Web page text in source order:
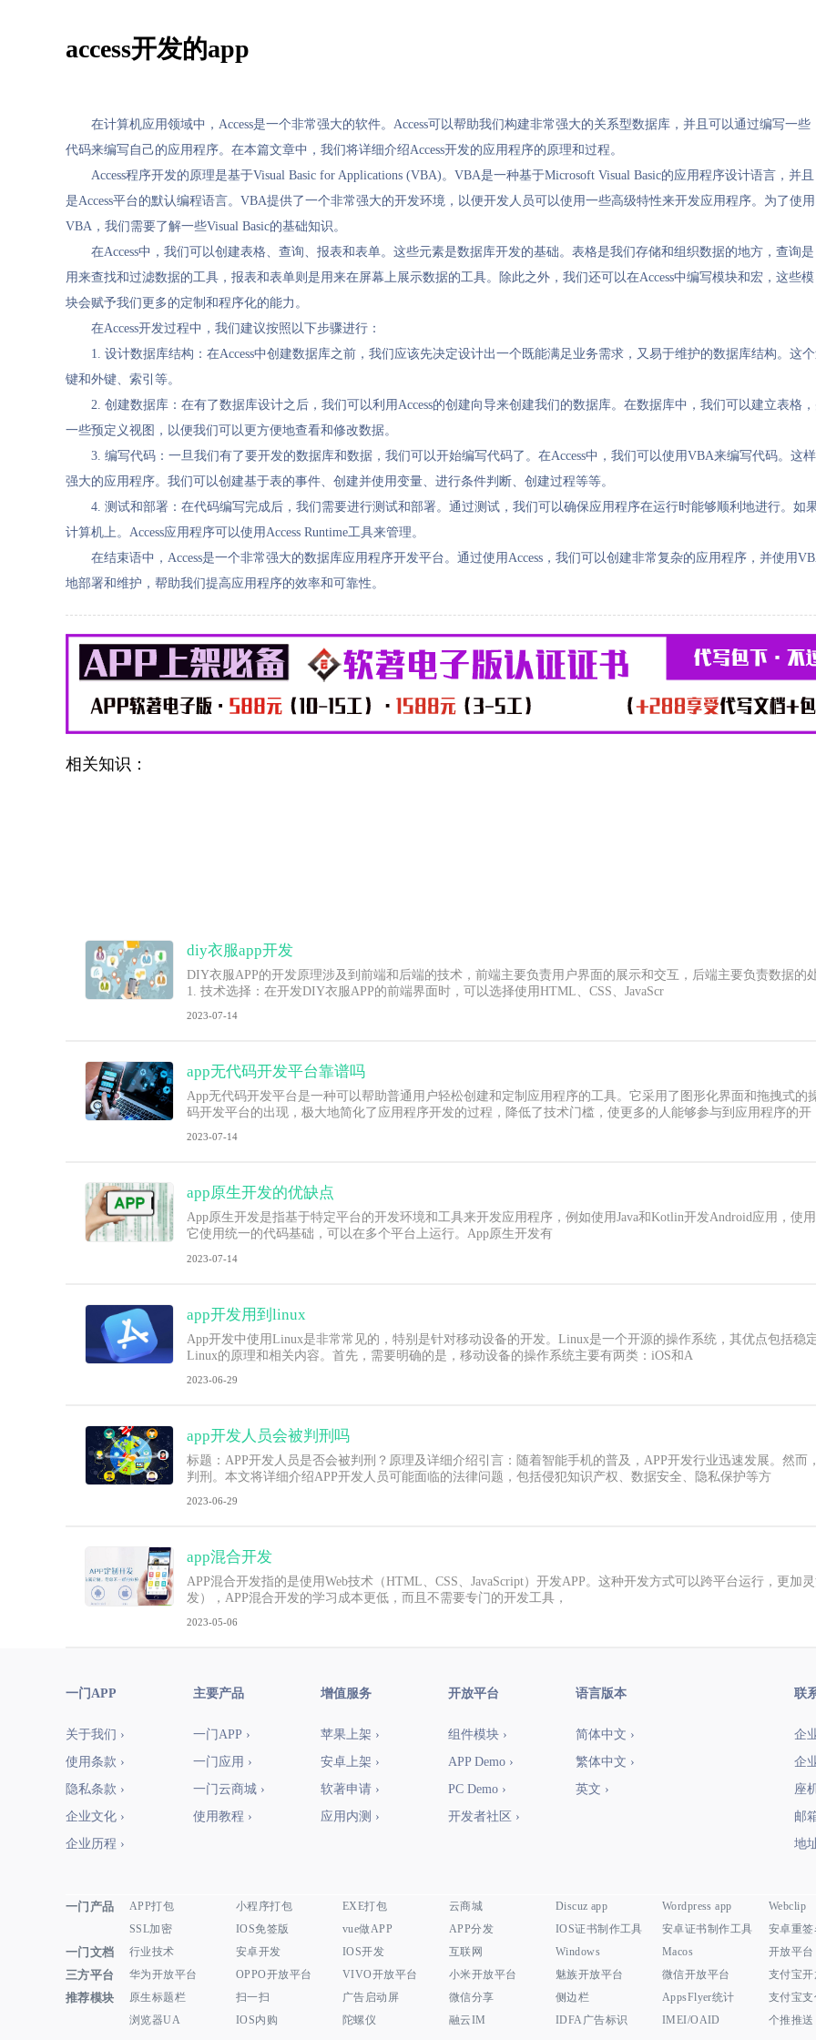
access开发的app
在计算机应用领域中，Access是一个非常强大的软件。Access可以帮助我们构建非常强大的关系型数据库，并且可以通过编写一些
代码来编写自己的应用程序。在本篇文章中，我们将详细介绍Access开发的应用程序的原理和过程。
Access程序开发的原理是基于Visual Basic for Applications (VBA)。VBA是一种基于Microsoft Visual Basic的应用程序设计语言，并且
是Access平台的默认编程语言。VBA提供了一个非常强大的开发环境，以便开发人员可以使用一些高级特性来开发应用程序。为了使用
VBA，我们需要了解一些Visual Basic的基础知识。
在Access中，我们可以创建表格、查询、报表和表单。这些元素是数据库开发的基础。表格是我们存储和组织数据的地方，查询是
用来查找和过滤数据的工具，报表和表单则是用来在屏幕上展示数据的工具。除此之外，我们还可以在Access中编写模块和宏，这些模
块会赋予我们更多的定制和程序化的能力。
在Access开发过程中，我们建议按照以下步骤进行：
1. 设计数据库结构：在Access中创建数据库之前，我们应该先决定设计出一个既能满足业务需求，又易于维护的数据库结构。这
键和外键、索引等。
2. 创建数据库：在有了数据库设计之后，我们可以利用Access的创建向导来创建我们的数据库。在数据库中，我们可以建立表格
一些预定义视图，以便我们可以更方便地查看和修改数据。
3. 编写代码：一旦我们有了要开发的数据库和数据，我们可以开始编写代码了。在Access中，我们可以使用VBA来编写代码。这
强大的应用程序。我们可以创建基于表的事件、创建并使用变量、进行条件判断、创建过程等等。
4. 测试和部署：在代码编写完成后，我们需要进行测试和部署。通过测试，我们可以确保应用程序在运行时能够顺利地进行。
计算机上。Access应用程序可以使用Access Runtime工具来管理。
在结束语中，Access是一个非常强大的数据库应用程序开发平台。通过使用Access，我们可以创建非常复杂的应用程序，并使用
地部署和维护，帮助我们提高应用程序的效率和可靠性。
相关知识：
diy衣服app开发
DIY衣服APP的开发原理涉及到前端和后端的技术，前端主要负责用户界面的展示和交互，后端主要负责数据
1. 技术选择：在开发DIY衣服APP的前端界面时，可以选择使用HTML、CSS、JavaScr
2023-07-14
app无代码开发平台靠谱吗
App无代码开发平台是一种可以帮助普通用户轻松创建和定制应用程序的工具。它采用了图形化界面和拖拽式
码开发平台的出现，极大地简化了应用程序开发的过程，降低了技术门槛，使更多的人能够参与到应用程序的开
2023-07-14
app原生开发的优缺点
App原生开发是指基于特定平台的开发环境和工具来开发应用程序，例如使用Java和Kotlin开发Android应用，使
它使用统一的代码基础，可以在多个平台上运行。App原生开发有
2023-07-14
app开发用到linux
App开发中使用Linux是非常常见的，特别是针对移动设备的开发。Linux是一个开源的操作系统，其优点包括
Linux的原理和相关内容。首先，需要明确的是，移动设备的操作系统主要有两类：iOS和A
2023-06-29
app开发人员会被判刑吗
标题：APP开发人员是否会被判刑？原理及详细介绍引言：随着智能手机的普及，APP开发行业迅速发展。然
判刑。本文将详细介绍APP开发人员可能面临的法律问题，包括侵犯知识产权、数据安全、隐私保护等方
2023-06-29
app混合开发
APP混合开发指的是使用Web技术（HTML、CSS、JavaScript）开发APP。这种开发方式可以跨平台运行，更
发），APP混合开发的学习成本更低，而且不需要专门的开发工具，
2023-05-06
一门APP
关于我们 ›
使用条款 ›
隐私条款 ›
企业文化 ›
企业历程 ›
主要产品
一门APP ›
一门应用 ›
一门云商城 ›
使用教程 ›
增值服务
苹果上架 ›
安卓上架 ›
软著申请 ›
应用内测 ›
开放平台
组件模块 ›
APP Demo ›
PC Demo ›
开发者社区 ›
语言版本
简体中文 ›
繁体中文 ›
英文 ›
联
企
企
座
邮
地
一门产品 APP打包 小程序打包 EXE打包 云商城 Discuz app Wordpress app
Webclip
SSL加密
IOS免签版 vue做APP APP分发 IOS证书制作工具 安卓证书制作工具 安卓重
一门文档 行业技术 安卓开发 IOS开发 互联网 Windows Macos 开放平台
三方平台 华为开放平台 OPPO开放平台 VIVO开放平台 小米开放平台 魅族开放平台 微信开放平台 支付宝
推荐模块 原生标题栏 扫一扫 广告启动屏 微信分享 侧边栏 AppsFlyer统计
支付宝支
浏览器UA
IOS内购 陀螺仪 融云IM IDFA广告标识 IMEI/OAID 个推推送